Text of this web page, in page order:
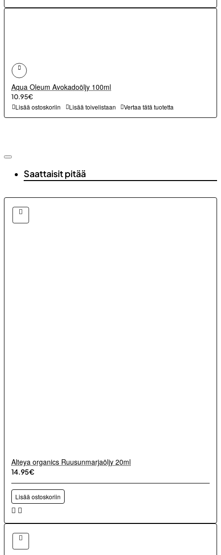
Aqua Oleum Avokadoöljy 100ml
10.95€
Lisää ostoskoriin Lisää toivelistaan Vertaa tätä tuotetta
Saattaisit pitää
Alteya organics Ruusunmarjaöljy 20ml
14.95€
Lisää ostoskoriin